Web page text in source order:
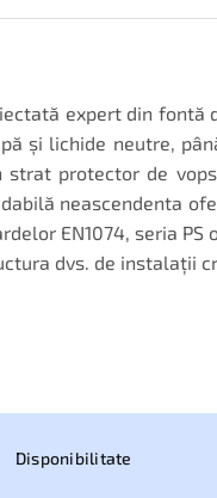
expert din
și lichide neutre,
protector de
neascendenta
EN1074, seria
dvs. de instalații
Disponibilitate